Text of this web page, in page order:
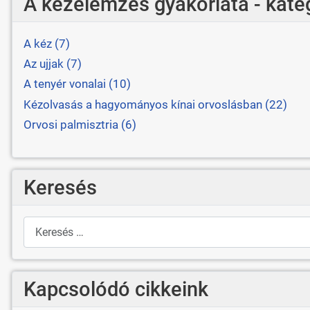
A kéz (7)
Az ujjak (7)
A tenyér vonalai (10)
Kézolvasás a hagyományos kínai orvoslásban (22)
Orvosi palmisztria (6)
Keresés
Keresés
Kapcsolódó cikkeink